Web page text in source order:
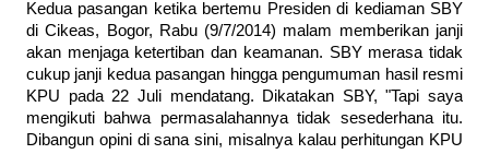
Kedua pasangan ketika bertemu Presiden di kediaman SBY
di Cikeas, Bogor, Rabu (9/7/2014) malam memberikan janji
akan menjaga ketertiban dan keamanan. SBY merasa tidak
cukup janji kedua pasangan hingga pengumuman hasil resmi
KPU pada 22 Juli mendatang. Dikatakan SBY, "Tapi saya
mengikuti bahwa permasalahannya tidak sesederhana itu.
Dibangun opini di sana sini, misalnya kalau perhitungan KPU